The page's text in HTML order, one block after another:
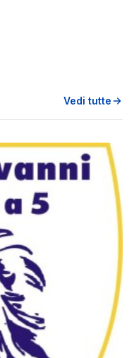
Vedi tutte